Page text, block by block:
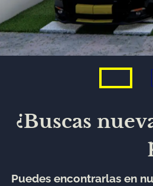
¿Buscas
Puedes encontrarlas en